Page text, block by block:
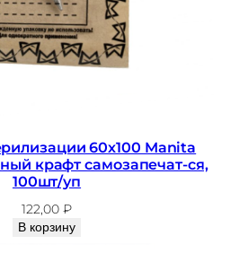
60х100 Manita
крафт самозапечат-ся,
100шт/уп
122,00 ₽
В корзину